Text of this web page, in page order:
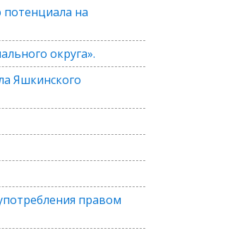
потенциала на
округа».
Яшкинского
правом